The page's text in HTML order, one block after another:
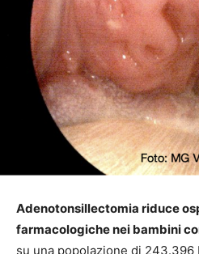
Adenotonsillectomia riduce
farmacologiche nei bambini
su una popolazione di 243.396